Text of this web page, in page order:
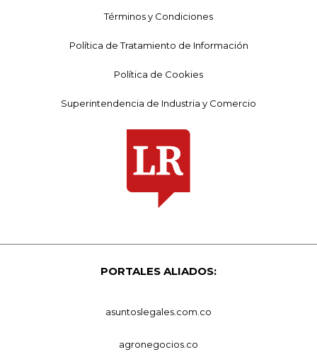
Términos y Condiciones
Política de Tratamiento de Información
Política de Cookies
Superintendencia de Industria y Comercio
PORTALES ALIADOS:
asuntoslegales.com.co
agronegocios.co